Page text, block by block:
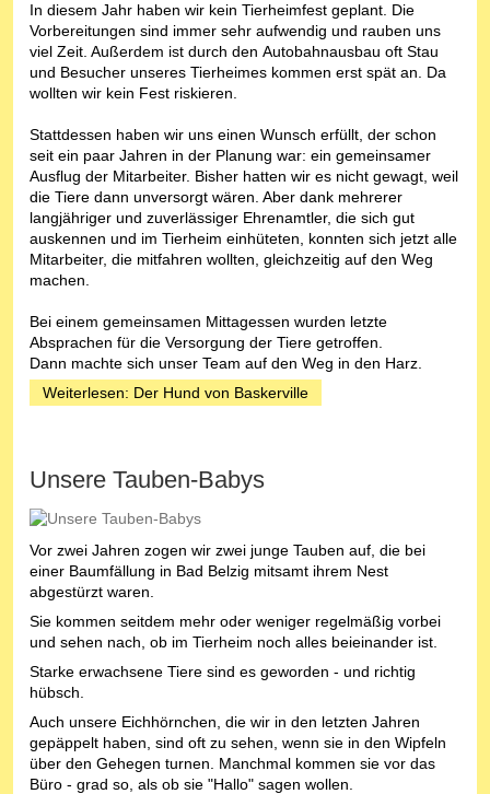
In diesem Jahr haben wir kein Tierheimfest geplant. Die
Vorbereitungen sind immer sehr aufwendig und rauben uns
viel Zeit. Außerdem ist durch den Autobahnausbau oft Stau
und Besucher unseres Tierheimes kommen erst spät an. Da
wollten wir kein Fest riskieren.
Stattdessen haben wir uns einen Wunsch erfüllt, der schon
seit ein paar Jahren in der Planung war: ein gemeinsamer
Ausflug der Mitarbeiter. Bisher hatten wir es nicht gewagt, weil
die Tiere dann unversorgt wären. Aber dank mehrerer
langjähriger und zuverlässiger Ehrenamtler, die sich gut
auskennen und im Tierheim einhüteten, konnten sich jetzt alle
Mitarbeiter, die mitfahren wollten, gleichzeitig auf den Weg
machen.
Bei einem gemeinsamen Mittagessen wurden letzte
Absprachen für die Versorgung der Tiere getroffen.
Dann machte sich unser Team auf den Weg in den Harz.
Weiterlesen: Der Hund von Baskerville
Unsere Tauben-Babys
Vor zwei Jahren zogen wir zwei junge Tauben auf, die bei
einer Baumfällung in Bad Belzig mitsamt ihrem Nest
abgestürzt waren.
Sie kommen seitdem mehr oder weniger regelmäßig vorbei
und sehen nach, ob im Tierheim noch alles beieinander ist.
Starke erwachsene Tiere sind es geworden - und richtig
hübsch.
Auch unsere Eichhörnchen, die wir in den letzten Jahren
gepäppelt haben, sind oft zu sehen, wenn sie in den Wipfeln
über den Gehegen turnen. Manchmal kommen sie vor das
Büro - grad so, als ob sie "Hallo" sagen wollen.